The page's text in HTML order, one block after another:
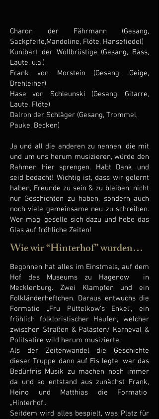
​​Charon der Fährmann (Gesang,
Sackpfeife,Mandoline, Flöte, Hansefiedel)
Kunibart der Wollbrüstige (Gesang, Bass,
Laute, u.a.)
Frank von Morstein (Gesang, Geige,
Drehleiher)
Hase von Schleunski (Gesang, Gitarre,
Laute, Flöte)
Dalron der Schläger (Gesang, Trommel,
Pauke, Becken)
Ja und all die anderen zu nennen, die mit
und um uns herum musizieren, würde den
Rahmen hier sprengen. Habt Dank und
seid bedacht! Wichtig ist, dass wir gelernt
haben, Freunde zu sein & zu bleiben, nicht
nur Geschichten zu haben, sondern auch
noch viele gemeinsame neu zu schreiben.
Wer mag, geselle sich dazu und hebe das
Glas auf fröhliche Zeiten!
Wie wir “Hinterhof” wurden…
Begonnen hat alles im Einstmals, auf dem
Hof des Museums zu Hagenow in
Mecklenburg. Zwei Klampfen und ein
Folkländerheftchen. Daraus entwuchs die
Formatio „Fru Püttelkow’s Enkel“, ein
fröhlich folkloristischer Haufen, welcher
zwischen Straßen & Palästen/ Karneval &
Politsatire wild herum musizierte.
Als der Zeitenwandel die Geschichte
dieser Truppe dann auf Eis legte, war das
Bedürfnis Musik zu machen noch immer
da und so entstand aus zunächst Frank,
Heino und Matthias die Formatio
„Hinterhof“.
Seitdem wird alles bespielt, was Platz für